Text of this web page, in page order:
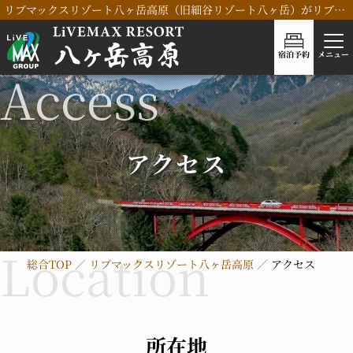
リブマックスリゾート八ヶ岳高原（旧細谷リゾート八ヶ岳）がリブランドOPEN！
宿泊予約 メニュー
アクセス
総合TOP リブマックスリゾート八ヶ岳高原 アクセス
所在地